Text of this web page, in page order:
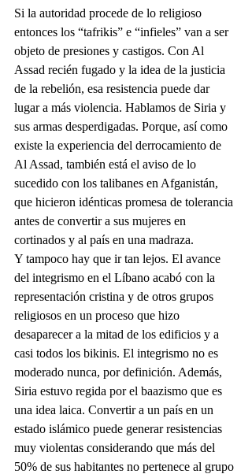
Si la autoridad procede de lo religioso
entonces los “tafrikis” e “infieles” van a ser
objeto de presiones y castigos. Con Al
Assad recién fugado y la idea de la justicia
de la rebelión, esa resistencia puede dar
lugar a más violencia. Hablamos de Siria y
sus armas desperdigadas. Porque, así como
existe la experiencia del derrocamiento de
Al Assad, también está el aviso de lo
sucedido con los talibanes en Afganistán,
que hicieron idénticas promesa de tolerancia
antes de convertir a sus mujeres en
cortinados y al país en una madraza.
Y tampoco hay que ir tan lejos. El avance
del integrismo en el Líbano acabó con la
representación cristina y de otros grupos
religiosos en un proceso que hizo
desaparecer a la mitad de los edificios y a
casi todos los bikinis. El integrismo no es
moderado nunca, por definición. Además,
Siria estuvo regida por el baazismo que es
una idea laica. Convertir a un país en un
estado islámico puede generar resistencias
muy violentas considerando que más del
50% de sus habitantes no pertenece al grupo